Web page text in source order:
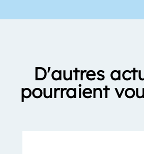
D'autres
pourraient